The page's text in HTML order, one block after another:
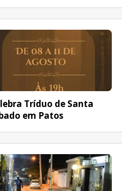
Tríduo de Santa
em Patos